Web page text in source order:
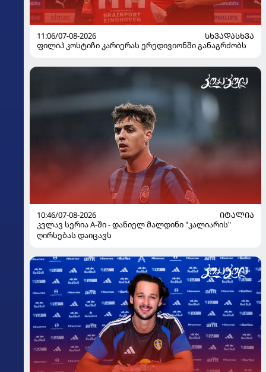
11:06/07-08-2026
ᲡᲮᲕᲐᲓᲐᲡᲮᲕᲐ
ფილიპ კოსტიჩი კარიერას ერედივიონში განაგრძობს
10:46/07-08-2026
ᲘᲢᲐᲚᲘᲐ
კვლავ სერია A-ში - დანიელ მალდინი "კალიარის"
ღირსებას დაიცავს